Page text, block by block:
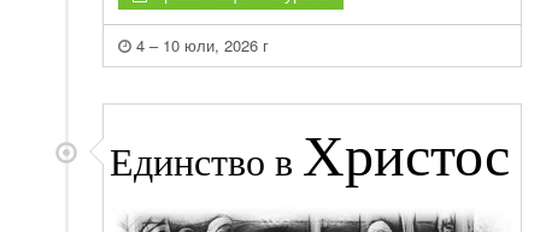
4 – 10 юли, 2026 г
Единство в Христос